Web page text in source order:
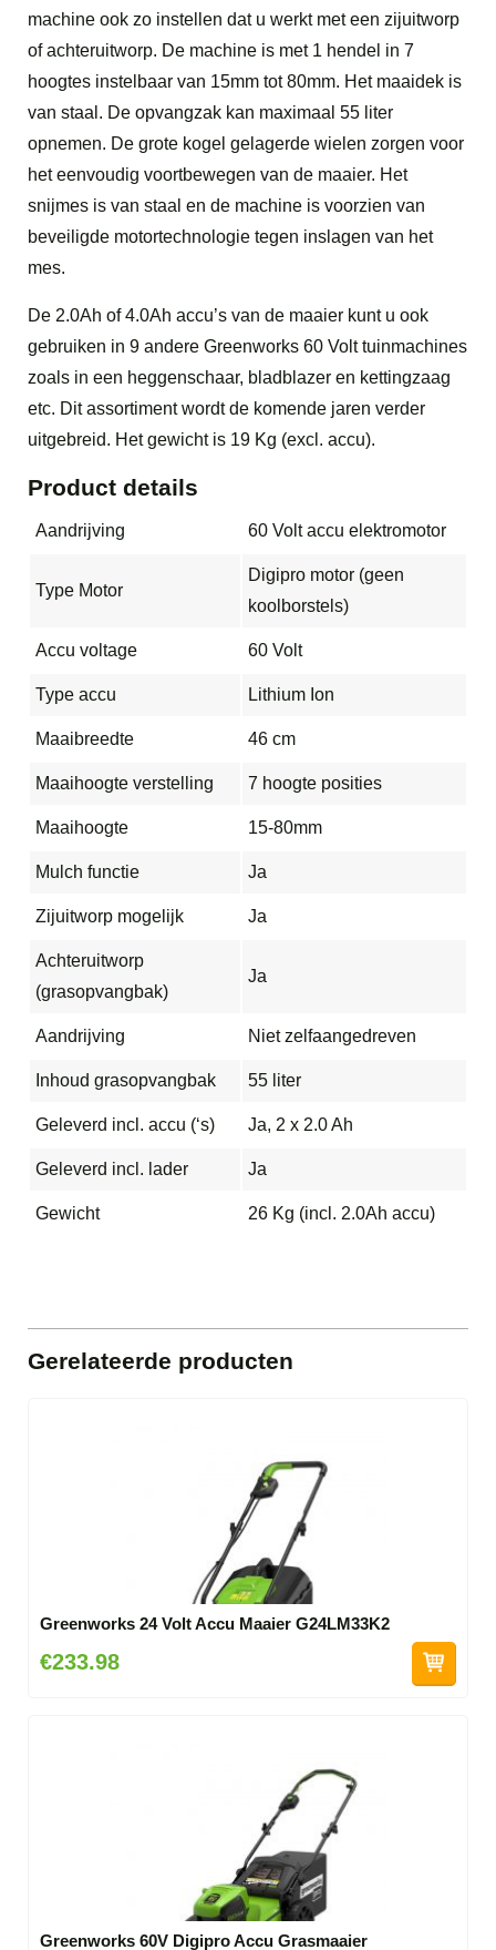
machine ook zo instellen dat u werkt met een zijuitworp
of achteruitworp. De machine is met 1 hendel in 7
hoogtes instelbaar van 15mm tot 80mm. Het maaidek is
van staal. De opvangzak kan maximaal 55 liter
opnemen. De grote kogel gelagerde wielen zorgen voor
het eenvoudig voortbewegen van de maaier. Het
snijmes is van staal en de machine is voorzien van
beveiligde motortechnologie tegen inslagen van het
mes.
De 2.0Ah of 4.0Ah accu’s van de maaier kunt u ook
gebruiken in 9 andere Greenworks 60 Volt tuinmachines
zoals in een heggenschaar, bladblazer en kettingzaag
etc. Dit assortiment wordt de komende jaren verder
uitgebreid. Het gewicht is 19 Kg (excl. accu).
Product details
Aandrijving 60 Volt accu elektromotor
Type Motor
Digipro motor (geen
koolborstels)
Accu voltage 60 Volt
Type accu Lithium Ion
Maaibreedte 46 cm
Maaihoogte verstelling 7 hoogte posities
Maaihoogte 15-80mm
Mulch functie Ja
Zijuitworp mogelijk Ja
Achteruitworp
(grasopvangbak)
Ja
Aandrijving Niet zelfaangedreven
Inhoud grasopvangbak 55 liter
Geleverd incl. accu (‘s) Ja, 2 x 2.0 Ah
Geleverd incl. lader Ja
Gewicht 26 Kg (incl. 2.0Ah accu)
Gerelateerde producten
Greenworks 24 Volt Accu Maaier G24LM33K2
€233.98
Greenworks 60V Digipro Accu Grasmaaier